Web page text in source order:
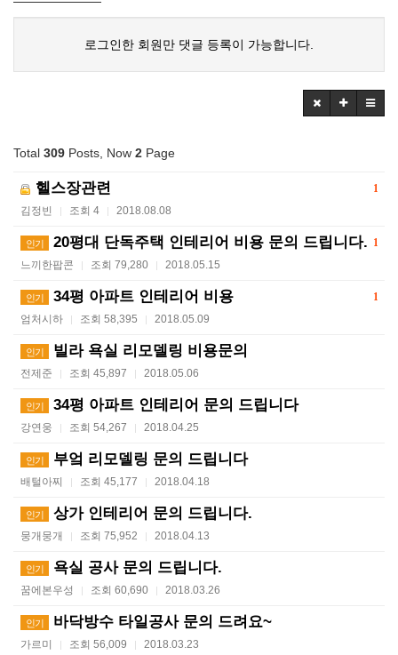
로그인한 회원만 댓글 등록이 가능합니다.
Total 309 Posts, Now 2 Page
1
헬스장관련
김정빈 | 조회 4 | 2018.08.08
1
인기 20평대 단독주택 인테리어 비용 문의 드립니다.
느끼한팝콘 | 조회 79,280 | 2018.05.15
1
인기 34평 아파트 인테리어 비용
엄처시하 | 조회 58,395 | 2018.05.09
인기 빌라 욕실 리모델링 비용문의
전제준 | 조회 45,897 | 2018.05.06
인기 34평 아파트 인테리어 문의 드립니다
강연웅 | 조회 54,267 | 2018.04.25
인기 부엌 리모델링 문의 드립니다
배털아찌 | 조회 45,177 | 2018.04.18
인기 상가 인테리어 문의 드립니다.
뭉개뭉개 | 조회 75,952 | 2018.04.13
인기 욕실 공사 문의 드립니다.
꿈에본우성 | 조회 60,690 | 2018.03.26
인기 바닥방수 타일공사 문의 드려요~
가르미 | 조회 56,009 | 2018.03.23